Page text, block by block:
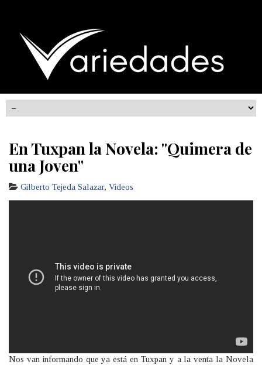
En Tuxpan la Novela: "Quimera de
una Joven"
Gilberto Tejeda Salazar, Videos
Nos van informando que ya está en Tuxpan y a la venta la Novela